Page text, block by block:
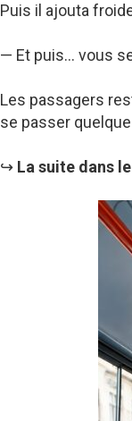
Puis il ajouta
— Et puis… vous
Les passagers
se passer
↪️ La suite dans